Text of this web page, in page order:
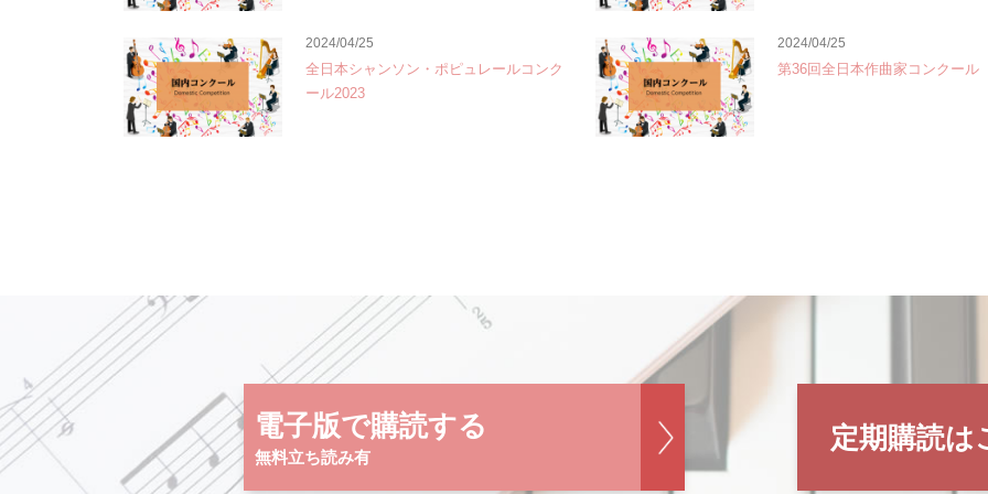
2024/04/25
全日本シャンソン・ポピュレールコンク
ール2023
2024/04/25
第36回全日本作曲家コンクール
電子版で購読する
無料立ち読み有
定期購読は